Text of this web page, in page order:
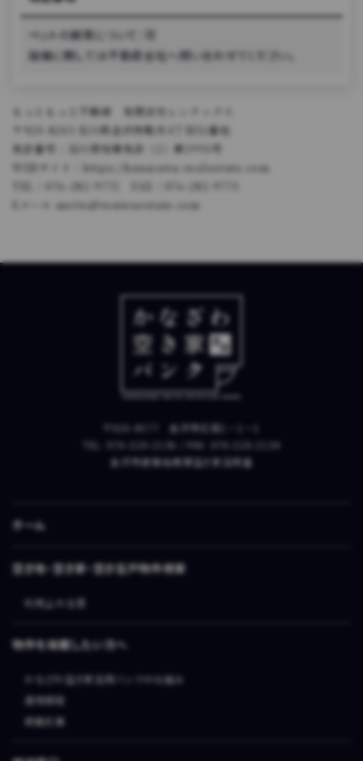
ペットの飼育について：可
設備に関しては不動産会社へ問い合わせてください。
もっともっと不動産 有限会社レンテックス
〒920-8203 石川県金沢市鞍月4丁目51番地
免許番号：石川県知事免許（2）第3993号
WEBサイト：https://kanazawa-realestate.com
TEL：076-282-9772 FAX：076-282-9773
Eメール motto@rentexestate.com
〒920-8577 金沢市広坂1－1－1
TEL: 076-220-2136 / FAX: 076-220-2134
金沢市建築指導課空き家活用室
ホーム
空き地・空き家・空き住戸物件検索
利用上の注意
物件を掲載したい方へ
かなざわ空き家活用バンクの仕組み
運用規程
掲載応募